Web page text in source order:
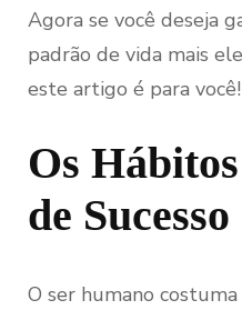
Agora se você deseja
padrão de vida mais
este artigo é para você!
Os Hábitos
de Sucesso
O ser humano